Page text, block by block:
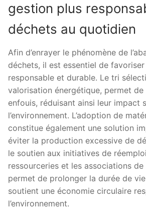
gestion plus
déchets au quotidien
Afin d’enrayer le phénomène de
déchets, il est essentiel de
responsable et durable. Le tri
valorisation énergétique, permet
enfouis, réduisant ainsi leur impact
l’environnement. L’adoption de
constitue également une solution
éviter la production excessive de
le soutien aux initiatives de
ressourceries et les associations
permet de prolonger la durée de
soutient une économie circulaire
l’environnement.